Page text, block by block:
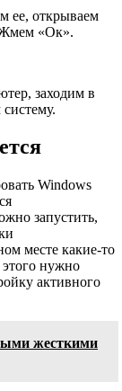
ее, открываем
Жмем «Ок».
заходим в
Windows
запустить,
месте какие-то
нужно
активного
жесткими